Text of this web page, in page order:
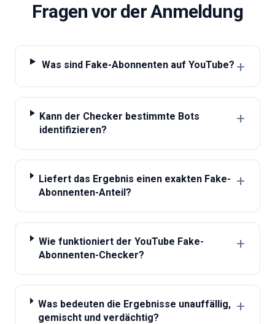
Fragen vor der Anmeldung
Was sind Fake-Abonnenten auf YouTube? +
Kann der Checker bestimmte Bots
identifizieren?
+
Liefert das Ergebnis einen exakten Fake-
Abonnenten-Anteil?
+
Wie funktioniert der YouTube Fake-
Abonnenten-Checker?
+
Was bedeuten die Ergebnisse unauffällig,
gemischt und verdächtig?
+